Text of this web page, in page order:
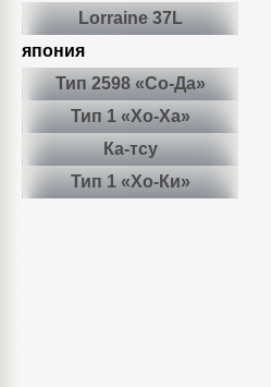
Lorraine 37L
япония
Тип 2598 «Со-Да»
Тип 1 «Хо-Ха»
Ка-тсу
Тип 1 «Хо-Ки»